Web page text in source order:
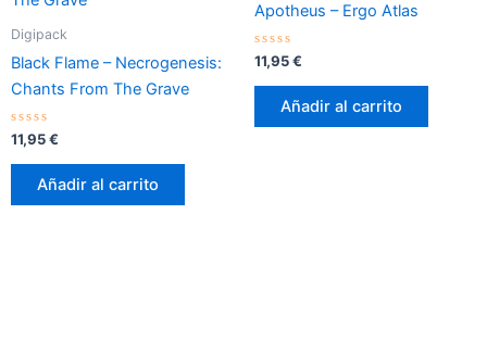
Digipack
Black Flame – Necrogenesis:
Chants From The Grave
Valorado
con
0
11,95€
Añadir al carrito
Apotheus – Ergo Atlas
Valorado
con
0
11,95€
Añadir al carrito